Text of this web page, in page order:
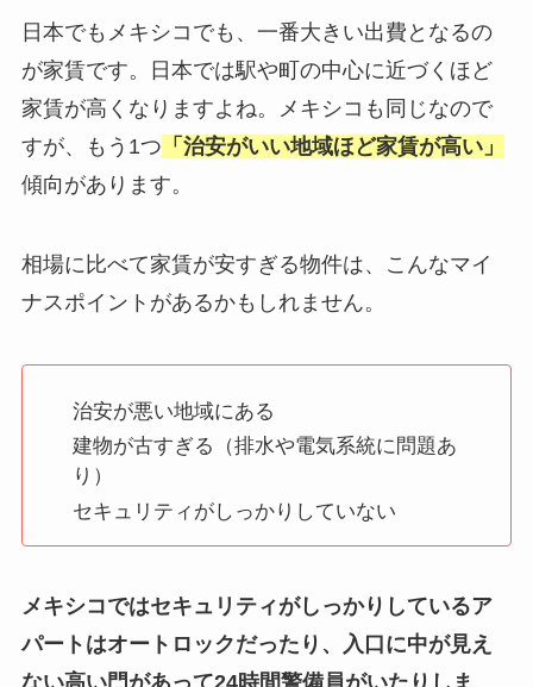
日本でもメキシコでも、一番大きい出費となるの
が家賃です。日本では駅や町の中心に近づくほど
家賃が高くなりますよね。メキシコも同じなので
すが、もう1つ 「治安がいい地域ほど家賃が高い」
傾向があります。
相場に比べて家賃が安すぎる物件は、こんなマイ
ナスポイントがあるかもしれません。
治安が悪い地域にある
建物が古すぎる（排水や電気系統に問題あ
り）
セキュリティがしっかりしていない
メキシコではセキュリティがしっかりしているア
パートはオートロックだったり、入口に中が見え
ない高い門があって24時間警備員がいたりしま